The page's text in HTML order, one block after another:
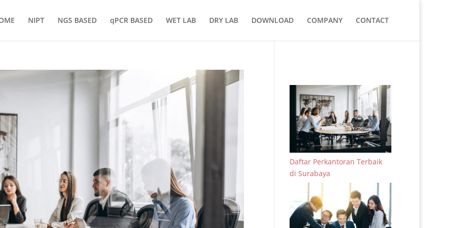
NIPT NGS BASED qPCR BASED WET LAB DRY LAB DOWNLOAD COMPANY CONTACT
Daftar Perkantoran Terbaik
di Surabaya